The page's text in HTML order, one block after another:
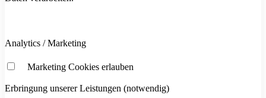
Analytics / Marketing
Marketing Cookies erlauben
Erbringung unserer Leistungen (notwendig)